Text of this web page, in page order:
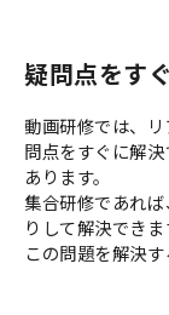
疑問点をす
動画研修では、
問点をすぐに解
あります。
集合研修であれ
りして解決でき
この問題を解決